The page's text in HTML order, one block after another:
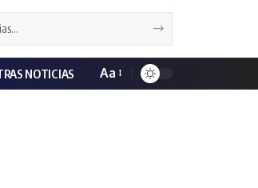
NOTICIAS Aa